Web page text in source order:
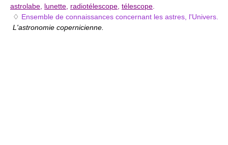
astrolabe lunette radiotélescope télescope
♢ Ensemble de connaissances concernant les astres, l'Univers.
L'astronomie copernicienne.